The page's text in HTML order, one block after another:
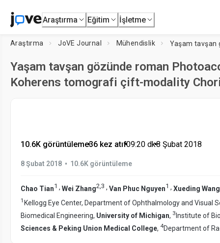
Araştırma Eğitim İşletme
Araştırma JoVE Journal Mühendislik
Yaşam tavşan gözünde roman
Koherens tomografi çift-modality
10.6K görüntüleme•36 kez atıf•09:20 dk•8 Şubat 2018
8 Şubat 2018 • 10.6K görüntüleme
Chao Tian1 , Wei Zhang2,3 , Van Phuc Nguyen1 , Xueding Wang
1 Kellogg Eye Center, Department of Ophthalmology and Visual
Biomedical Engineering, University of Michigan, 3 Institute of
Sciences & Peking Union Medical College, 4Department of